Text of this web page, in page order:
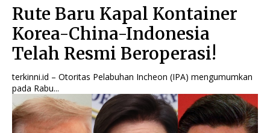
Rute Baru Kapal Kontainer
Korea-China-Indonesia
Telah Resmi Beroperasi!
terkinni.id – Otoritas Pelabuhan Incheon (IPA) mengumumkan
pada Rabu...